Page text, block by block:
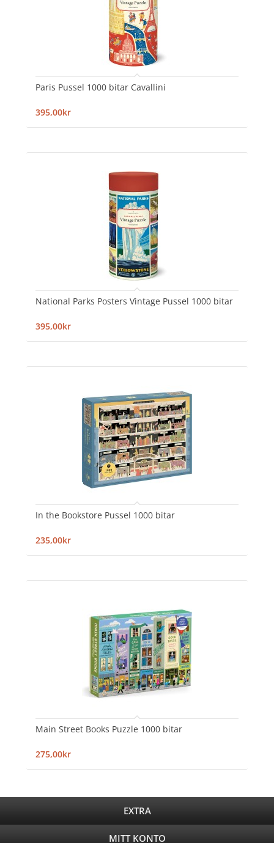
Paris Pussel 1000 bitar Cavallini
395,00kr
National Parks Posters Vintage Pussel 1000 bitar
395,00kr
In the Bookstore Pussel 1000 bitar
235,00kr
Main Street Books Puzzle 1000 bitar
275,00kr
EXTRA
MITT KONTO